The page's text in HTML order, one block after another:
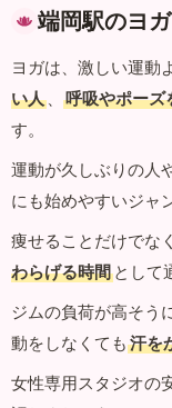
端岡駅のヨ
ヨガは、激しい運動
い人 、 呼吸やポーズ
す。
運動が久しぶりの人や
にも始めやすいジャ
痩せることだけでなく
わらげる時間 として
ジムの負荷が高そう
動をしなくても 汗を
女性専用スタジオの